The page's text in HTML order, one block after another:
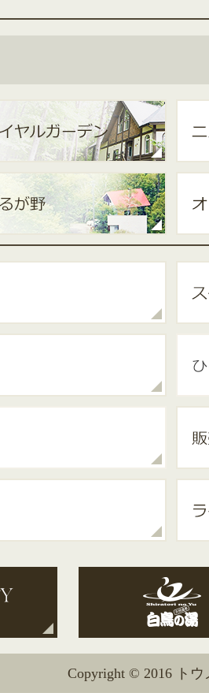
Copyright © 2016 ト